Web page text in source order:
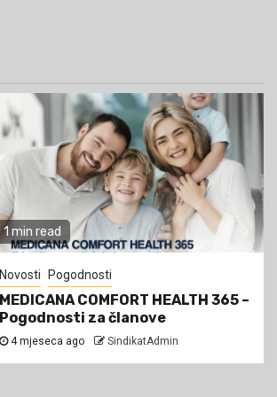
1 min read
Novosti Pogodnosti
MEDICANA COMFORT HEALTH 365 –
Pogodnosti za članove
4 mjeseca ago SindikatAdmin